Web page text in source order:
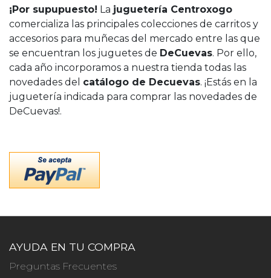
¡Por supupuesto! La juguetería Centroxogo
comercializa las principales colecciones de carritos y
accesorios para muñecas del mercado entre las que
se encuentran los juguetes de DeCuevas. Por ello,
cada año incorporamos a nuestra tienda todas las
novedades del catálogo de Decuevas. ¡Estás en la
juguetería indicada para comprar las novedades de
DeCuevas!.
AYUDA EN TU COMPRA
Preguntas Frecuentes